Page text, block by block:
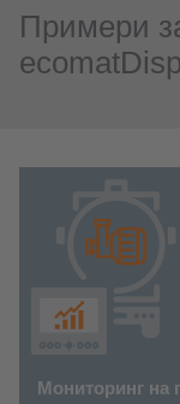
Примери